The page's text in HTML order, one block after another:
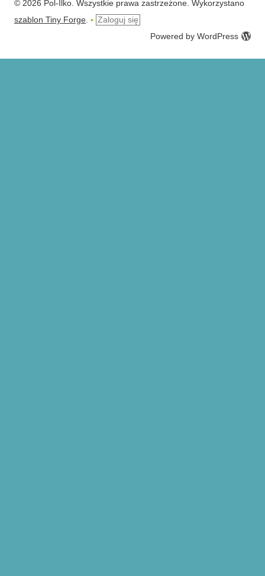
© 2026 Pol-Ilko. Wszystkie prawa zastrzeżone. Wykorzystano
szablon Tiny Forge • Zaloguj się
Powered by WordPress